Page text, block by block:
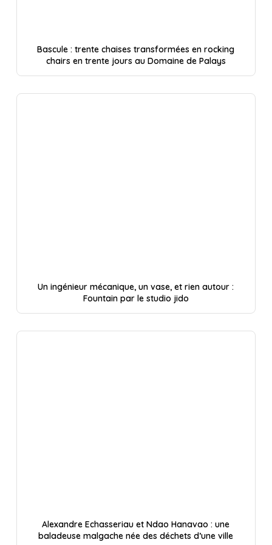
Bascule : trente chaises transformées en rocking
chairs en trente jours au Domaine de Palays
Un ingénieur mécanique, un vase, et rien autour :
Fountain par le studio jido
Alexandre Echasseriau et Ndao Hanavao : une
baladeuse malgache née des déchets d’une ville